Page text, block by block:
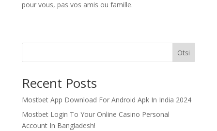
pour vous, pas vos amis ou famille.
Otsi
Recent Posts
Mostbet App Download For Android Apk In India 2024
Mostbet Login To Your Online Casino Personal
Account In Bangladesh!